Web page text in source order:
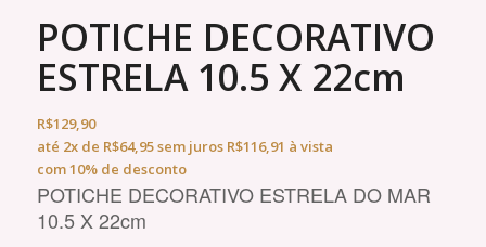
POTICHE DECORATIVO
ESTRELA 10.5 X 22cm
R$129,90
até 2xde R$64,95sem juros R$116,91 à vista
com 10% de desconto
POTICHE DECORATIVO ESTRELA DO MAR
10.5 X 22cm